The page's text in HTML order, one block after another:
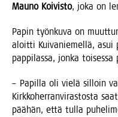
Mau­no Koi­vis­to, joka on
Papin työn­ku­va on
aloit­ti Kui­va­nie­mel­lä, asui
pap­pi­las­sa, jon­ka toi­ses­sa
– Papil­la oli vie­lä sil­loin
Kirk­ko­her­ran­vi­ras­tos­ta
pää­hän, että tul­la